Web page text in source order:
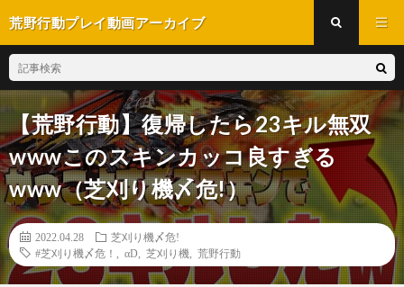
荒野行動プレイ動画アーカイブ
【荒野行動】復帰したら23キル無双
wwwこのスキンカッコ良すぎる
www（芝刈り機〆危!）
2022.04.28
芝刈り機〆危!
#芝刈り機〆危！
αD 芝刈り機 荒野行動